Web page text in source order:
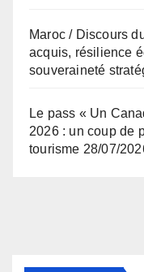
Maroc / Discours
acquis, résilience
souveraineté
Le pass « Un
2026 : un coup de
tourisme 28/07/